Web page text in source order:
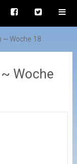
~ Woche 18
Woche